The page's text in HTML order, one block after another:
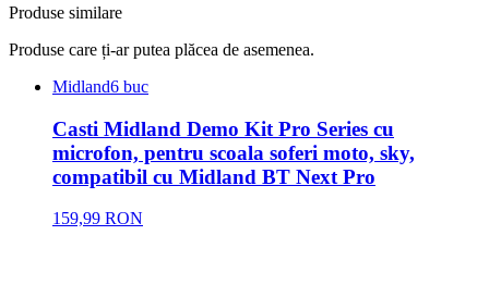
Produse similare
Produse care ți-ar putea plăcea de asemenea.
Midland6 buc
Casti Midland Demo Kit Pro Series cu
microfon, pentru scoala soferi moto, sky,
compatibil cu Midland BT Next Pro
159,99 RON